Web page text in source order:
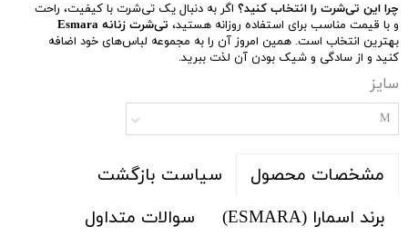
چرا این تی‌شرت را انتخاب کنید؟ اگر به دنبال یک تی‌شرت با کیفیت، راحت
و با قیمت مناسب برای استفاده روزانه هستید، تی‌شرت زنانه Esmara
بهترین انتخاب است. همین امروز آن را به مجموعه لباس‌های خود اضافه
کنید و از سادگی و شیک بودن آن لذت ببرید.
سایز
M
مشخصات محصول
سیاست بازگشت
برند اسمارا (ESMARA)
سوالات متداول